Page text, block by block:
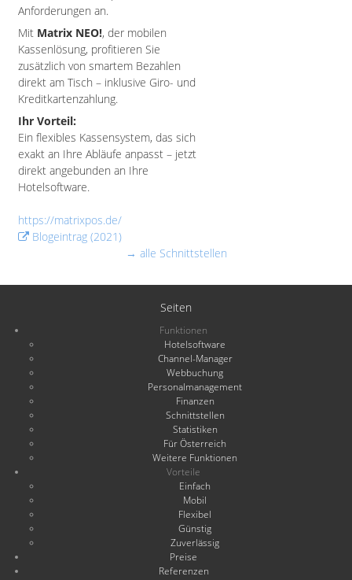
Anforderungen an.
Mit Matrix NEO!, der mobilen
Kassenlösung, profitieren Sie
zusätzlich von smartem Bezahlen
direkt am Tisch – inklusive Giro- und
Kreditkartenzahlung.
Ihr Vorteil:
Ein flexibles Kassensystem, das sich
exakt an Ihre Abläufe anpasst – jetzt
direkt angebunden an Ihre
Hotelsoftware.
https://matrixpos.de/
Blogeintrag (2021)
→ alle Schnittstellen
Seiten
Funktionen
Hotelsoftware
Channel-Manager
Webbuchung
Personalmanagement
Finanzen
Schnittstellen
Statistiken
Für Österreich
Weitere Funktionen
Vorteile
Einfach
Mobil
Flexibel
Günstig
Zuverlässig
Preise
Referenzen